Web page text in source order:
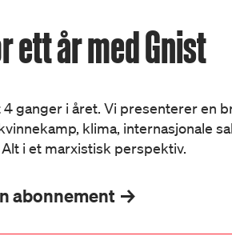
ett år med Gnist
ganger i året. Vi presenterer en
klima, internasjonale
i et marxistisk perspektiv.
abonnement